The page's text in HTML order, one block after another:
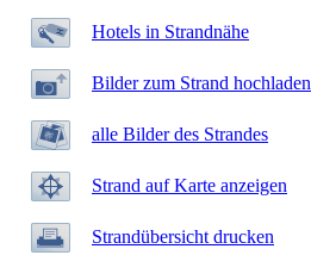
Hotels in Strandnähe
Bilder zum Strand hochladen
alle Bilder des Strandes
Strand auf Karte anzeigen
Strandübersicht drucken